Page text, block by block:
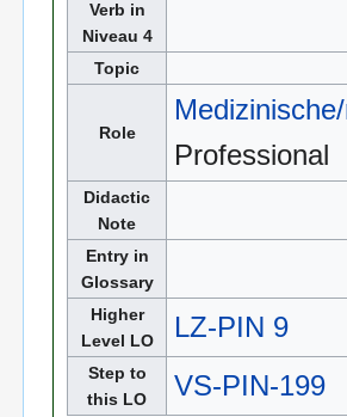
Verb in
Niveau 4
Topic
Role
Professional
Didactic
Note
Entry in
Glossary
Higher
Level LO
LZ-PIN 9
Step to
this LO
VS-PIN-199